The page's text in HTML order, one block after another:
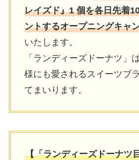
レイズド』1 個を各日先着
ントするオープニングキャ
いたします。
「ランディーズドーナツ」
様にも愛されるスイーツブ
てまいります。
【「ランディーズドーナツ